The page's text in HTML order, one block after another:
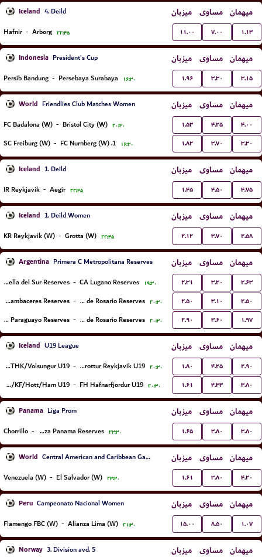
Iceland 4. Deild میزبان مساوی میهمان
Hafnir - Arborg ۲۲:۴۵ ۱۱.۰۰ ۷.۰۰ ۱.۱۳
Indonesia President's Cup میزبان مساوی میهمان
Persib Bandung - Persebaya Surabaya ۱۶:۳۰ ۱.۹۶ ۳.۳۰ ۳.۱۵
World Friendlies Club Matches Women میزبان مساوی میهمان
FC Badalona (W) - Bristol City (W) ۲۰:۳۰ ۱.۵۳ ۴.۲۵ ۴.۰۰
SC Freiburg (W) - 1. FC Nurnberg (W) ۱۶:۳۰ ۱.۸۲ ۳.۷۰ ۳.۳۰
Iceland 1. Deild میزبان مساوی میهمان
IR Reykjavik - Aegir ۲۲:۴۵ ۱.۴۵ ۴.۵۰ ۴.۷۵
Iceland 1. Deild Women میزبان مساوی میهمان
KR Reykjavik (W) - Grotta (W) ۲۲:۴۵ ۲.۱۲ ۳.۷۰ ۲.۵۸
Argentina Primera C Metropolitana Reserves میزبان مساوی میهمان
Estrella del Sur Reserves - CA Lugano Reserves ۱۹:۳۰ ۲.۳۱ ۳.۲۰ ۲.۶۳
Defensores de Cambaceres Reserves - Leones de Rosario Reserves ۲۰:۳۰ ۲.۵۰ ۳.۱۰ ۲.۵۰
Deportivo Paraguayo Reserves - Argentino de Rosario Reserves ۲۰:۳۰ ۲.۹۰ ۳.۶۰ ۱.۹۷
Iceland U19 League میزبان مساوی میهمان
Thor/THK/Volsungur U19 - Throttur Reykjavik U19 ۲۰:۳۰ ۱.۸۰ ۴.۲۵ ۲.۹۰
KA/Da/KF/Hott/Ham U19 - FH Hafnarfjordur U19 ۲۰:۳۰ ۱.۶۱ ۴.۳۳ ۳.۸۰
Panama Liga Prom میزبان مساوی میهمان
Chorrillo - Alianza Panama Reserves ۲۳:۳۰ ۱.۶۵ ۳.۸۰ ۳.۸۰
World Central American and Caribbean Games Women میزبان مساوی میهمان
Venezuela (W) - El Salvador (W) ۲۳:۳۰ ۱.۶۱ ۳.۸۰ ۴.۲۰
Peru Campeonato Nacional Women میزبان مساوی میهمان
Flamengo FBC (W) - Alianza Lima (W) ۲۱:۳۰ ۱۵.۰۰ ۸.۵۰ ۱.۰۷
Norway 3. Division avd. 5 میزبان مساوی میهمان